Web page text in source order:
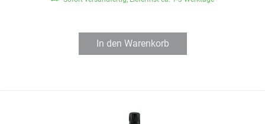
In den Warenkorb